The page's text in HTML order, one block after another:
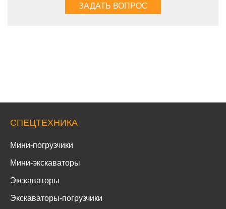
СПЕЦТЕХНИКА
Мини-погрузчики
Мини-экскаваторы
Экскаваторы
Экскаваторы-погрузчики